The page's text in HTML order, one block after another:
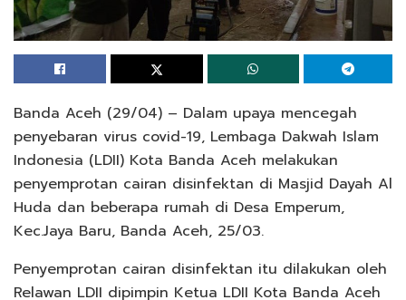
Banda Aceh (29/04) – Dalam upaya mencegah
penyebaran virus covid-19, Lembaga Dakwah Islam
Indonesia (LDII) Kota Banda Aceh melakukan
penyemprotan cairan disinfektan di Masjid Dayah Al
Huda dan beberapa rumah di Desa Emperum,
Kec.Jaya Baru, Banda Aceh, 25/03.
Penyemprotan cairan disinfektan itu dilakukan oleh
Relawan LDII dipimpin Ketua LDII Kota Banda Aceh